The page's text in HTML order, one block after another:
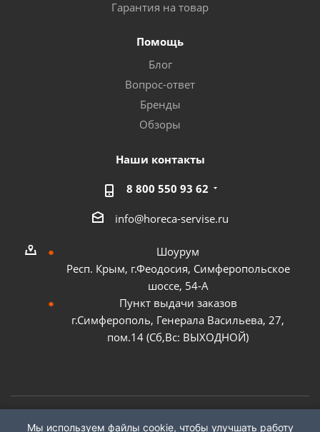
Гарантия на товар
Помощь
Блог
Вопрос-ответ
Бренды
Обзоры
Наши контакты
8 800 550 93 62
info@horeca-servise.ru
Шоурум
Респ. Крым, г.Феодосия, Симферопольское
шоссе, 54-А
Пункт выдачи заказов
г.Симферополь, Генерала Васильева, 27,
пом.14 (Сб,Вс: ВЫХОДНОЙ)
Мы используем файлы cookie, чтобы улучшать работу